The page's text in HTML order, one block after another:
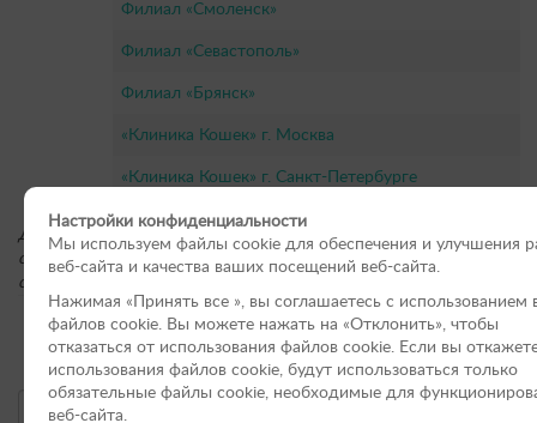
Филиал «Смоленск»
Филиал «Севастополь»
Филиал «Брянск»
«Клиника Кошек» г. Москва
«Клиника Кошек» г. Санкт-Петербурге
Для получения подробной информации о стоимости услуг,
обращайтесь по контактным телефонам или оставьте онлайн-
сайте.
Онлайн-форма заявки:
Настройки конфиденциальности
Мы используем файлы cookie для обеспечения и улучшения
веб-сайта и качества ваших посещений веб-сайта.
Нажимая «Принять вce », вы соглашаетесь с использованием
файлов cookie. Вы можете нажать на «Отклонить», чтобы
отказаться от использования файлов сookie. Если вы
использования файлов cookie, будут использоваться только
обязательные файлы cookie, необходимые для
веб-сайта.